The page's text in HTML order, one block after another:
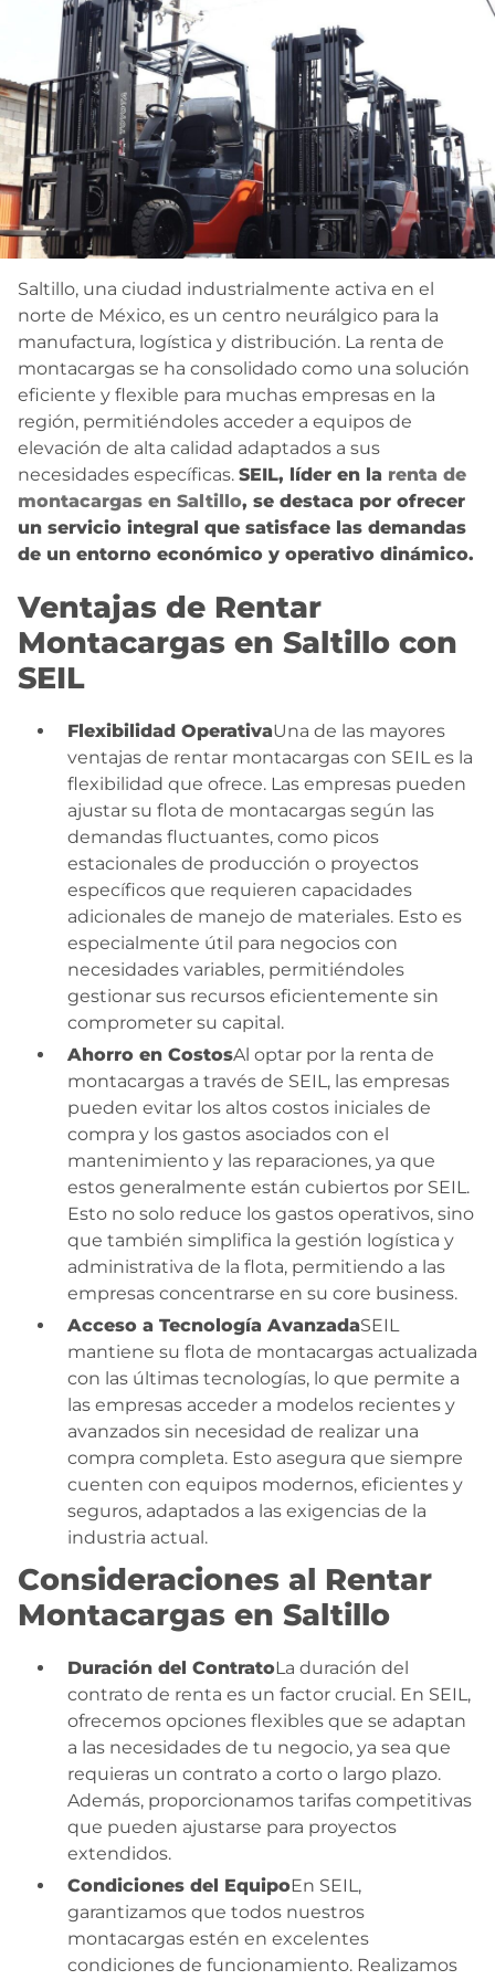
Saltillo, una ciudad industrialmente activa en el
norte de México, es un centro neurálgico para la
manufactura, logística y distribución. La renta de
montacargas se ha consolidado como una solución
eficiente y flexible para muchas empresas en la
región, permitiéndoles acceder a equipos de
elevación de alta calidad adaptados a sus
necesidades específicas. SEIL, líder en la renta de
montacargas en Saltillo, se destaca por ofrecer
un servicio integral que satisface las demandas
de un entorno económico y operativo dinámico.
Ventajas de Rentar
Montacargas en Saltillo con
SEIL
Flexibilidad OperativaUna de las mayores
ventajas de rentar montacargas con SEIL es la
flexibilidad que ofrece. Las empresas pueden
ajustar su flota de montacargas según las
demandas fluctuantes, como picos
estacionales de producción o proyectos
específicos que requieren capacidades
adicionales de manejo de materiales. Esto es
especialmente útil para negocios con
necesidades variables, permitiéndoles
gestionar sus recursos eficientemente sin
comprometer su capital.
Ahorro en CostosAl optar por la renta de
montacargas a través de SEIL, las empresas
pueden evitar los altos costos iniciales de
compra y los gastos asociados con el
mantenimiento y las reparaciones, ya que
estos generalmente están cubiertos por SEIL.
Esto no solo reduce los gastos operativos, sino
que también simplifica la gestión logística y
administrativa de la flota, permitiendo a las
empresas concentrarse en su core business.
Acceso a Tecnología AvanzadaSEIL
mantiene su flota de montacargas actualizada
con las últimas tecnologías, lo que permite a
las empresas acceder a modelos recientes y
avanzados sin necesidad de realizar una
compra completa. Esto asegura que siempre
cuenten con equipos modernos, eficientes y
seguros, adaptados a las exigencias de la
industria actual.
Consideraciones al Rentar
Montacargas en Saltillo
Duración del ContratoLa duración del
contrato de renta es un factor crucial. En SEIL,
ofrecemos opciones flexibles que se adaptan
a las necesidades de tu negocio, ya sea que
requieras un contrato a corto o largo plazo.
Además, proporcionamos tarifas competitivas
que pueden ajustarse para proyectos
extendidos.
Condiciones del EquipoEn SEIL,
garantizamos que todos nuestros
montacargas estén en excelentes
condiciones de funcionamiento. Realizamos